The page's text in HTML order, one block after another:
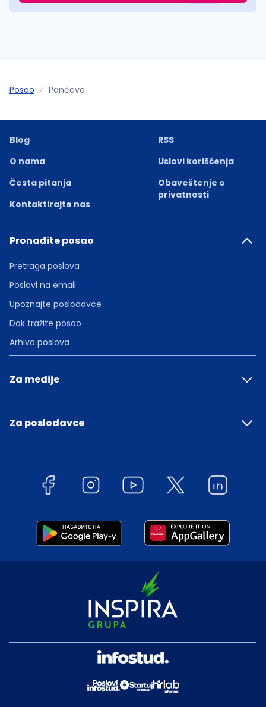
Posao Pančevo
Blog
O nama
Česta pitanja
Kontaktirajte nas
RSS
Uslovi korišćenja
Obaveštenje o
privatnosti
Pronađite posao
Pretraga poslova
Poslovi na email
Upoznajte poslodavce
Dok tražite posao
Arhiva poslova
Za medije
Za poslodavce